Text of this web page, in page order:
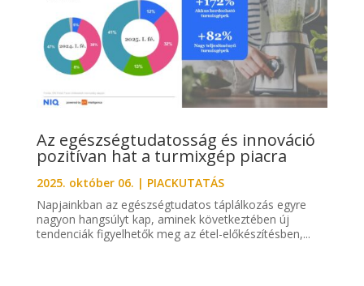
Az egészségtudatosság és innováció
pozitívan hat a turmixgép piacra
2025. október 06. | PIACKUTATÁS
Napjainkban az egészségtudatos táplálkozás egyre
nagyon hangsúlyt kap, aminek következtében új
tendenciák figyelhetők meg az étel-előkészítésben,...